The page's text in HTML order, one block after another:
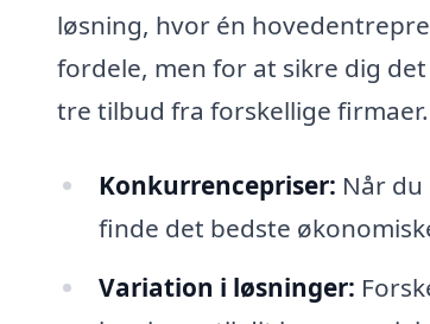
løsning, hvor én
fordele, men for at sikre dig
tre tilbud fra forskellige
Konkurrencepriser: Når
finde det bedste
Variation i løsninger: